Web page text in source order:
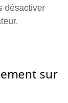
désactiver
sur